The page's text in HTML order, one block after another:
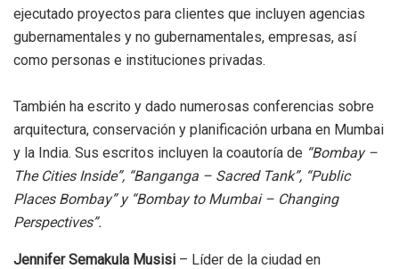
ejecutado proyectos para clientes que incluyen agencias
gubernamentales y no gubernamentales, empresas, así
como personas e instituciones privadas.
También ha escrito y dado numerosas conferencias sobre
arquitectura, conservación y planificación urbana en Mumbai
y la India. Sus escritos incluyen la coautoría de “Bombay –
The Cities Inside”, “Banganga – Sacred Tank”, “Public
Places Bombay” y “Bombay to Mumbai – Changing
Perspectives”.
Jennifer Semakula Musisi – Líder de la ciudad en